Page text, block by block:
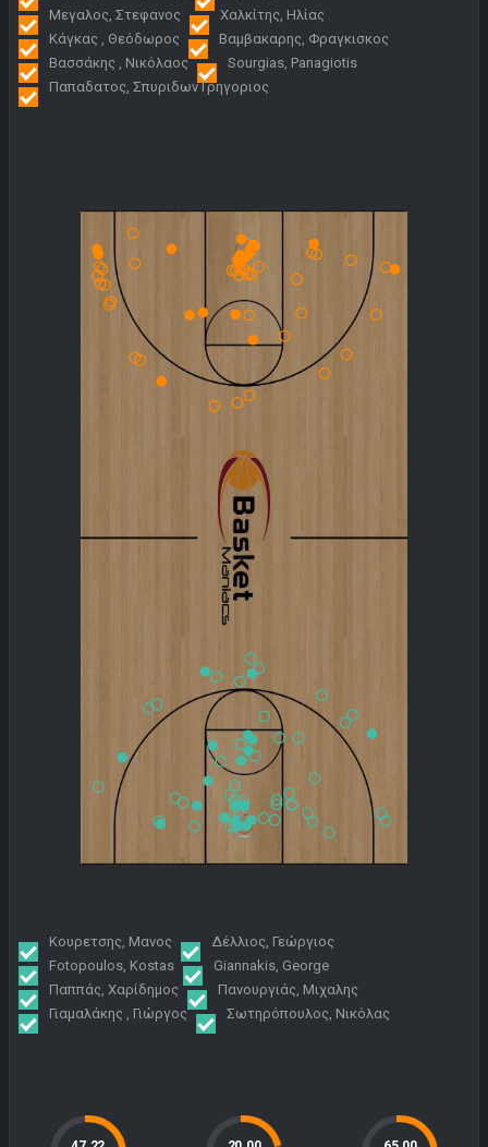
Μεγαλος, Στεφανος
Χαλκίτης, Ηλίας
Κάγκας , Θεόδωρος
Βαμβακαρης, Φραγκισκος
Βασσάκης , Νικόλαος
Sourgias, Panagiotis
Παπαδατος, Σπυριδων Γρηγοριος
Κουρετσης, Μανος
Δέλλιος, Γεώργιος
Fotopoulos, Kostas
Giannakis, George
Παππάς, Χαρίδημος
Πανουργιάς, Μιχαλης
Γιαμαλάκης , Γιώργος
Σωτηρόπουλος, Νικόλας